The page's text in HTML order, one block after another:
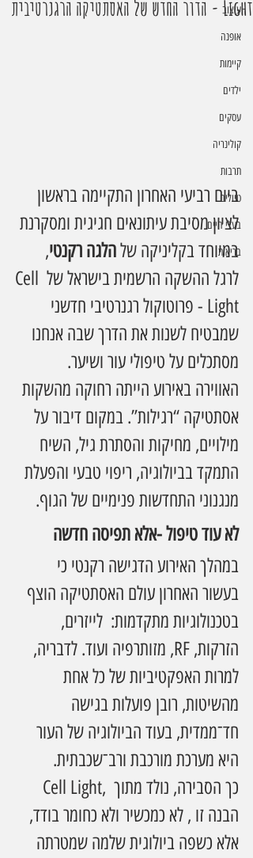
עיצוב
אופנה
קיימות
ילדים
עסקים
קולינריה
תרבות
טיולים
בעלי חיים
בריאות
Light - הדור החדש של האסתטיקה הרגנרטיבית
ביום רביעי האחרון התקיימה בראשון
לציון מסיבת עיתונאים חגיגית ומסקרנת
במיוחד בקליניקה של הלגה רקנטי,
לרגל ההשקה הרשמית בישראל של Cell
Light - פרוטוקול רגנרטיבי חדשני
שמבטיח לשנות את הדרך שבה אנחנו
מסתכלים על טיפולי עור ושיער.
האווירה באירוע הייתה רחוקה מהשקות
אסתטיקה “רגילות”. במקום דיבור על
מילויים, מחיקות והסתרת גיל, השיח
התמקד בביולוגיה, ריפוי טבעי והפעלת
מנגנוני התחדשות פנימיים של הגוף.
לא עוד טיפול -אלא תפיסה חדשה
במהלך האירוע הדגישה רקנטי כי
בעשור האחרון עולם האסתטיקה הוצף
בטכנולוגיות מתקדמות:  לייזרים,
הזרקות, RF, מזותרפיה ועוד. לדבריה,
למרות האפקטיביות של כל אחת
מהשיטות, רובן פועלות בגישה
חד־ממדית, בעוד הביולוגיה של העור
היא מערכת מורכבת ורב־שכבתית.
Cell Light, כך הסבירה, נולד מתוך
הבנה זו , לא כמכשיר ולא כחומר בודד,
אלא כשפה ביולוגית שלמה שמטרתה